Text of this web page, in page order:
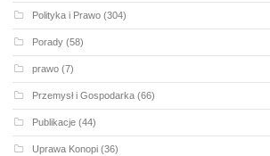
Polityka i Prawo (304)
Porady (58)
prawo (7)
Przemysł i Gospodarka (66)
Publikacje (44)
Uprawa Konopi (36)